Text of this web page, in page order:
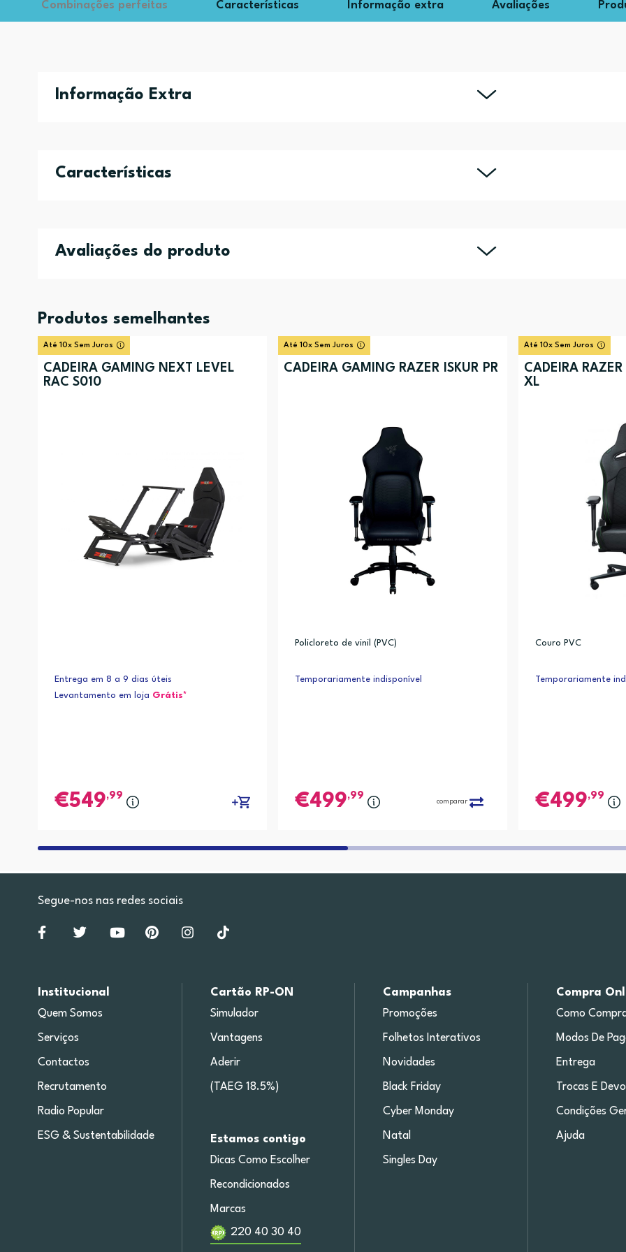
Combinações perfeitas Características Informação extra Avaliações
Informação Extra
Características
Avaliações do produto
Produtos semelhantes
Até 10x Sem Juros
CADEIRA GAMING NEXT LEVEL
RAC S010
Entrega em 8 a 9 dias úteis
Levantamento em loja Grátis*
549,99
Até 10x Sem Juros
CADEIRA GAMING RAZER ISKUR PR
Policloreto de vinil (PVC)
Temporariamente indisponível
499,99
comparar
Até 10x Sem Juros
CADEIRA
XL
Couro PVC
Temporariamente
499,99
Segue-nos nas redes sociais
Institucional
Quem Somos
Serviços
Contactos
Recrutamento
Radio Popular
ESG & Sustentabilidade
Cartão RP-ON
Simulador
Vantagens
Aderir
(TAEG 18.5%)
Estamos contigo
Dicas Como Escolher
Recondicionados
Marcas
220 40 30 40
Campanhas
Promoções
Folhetos Interativos
Novidades
Black Friday
Cyber Monday
Natal
Singles Day
Compra
Como
Modos De
Entrega
Trocas E
Condições
Ajuda